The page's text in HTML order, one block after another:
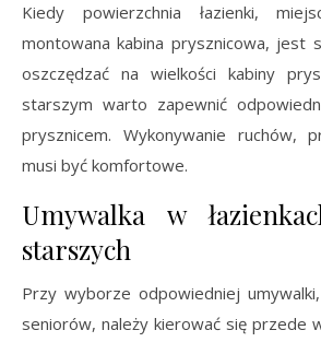
Kiedy powierzchnia łazienki,
montowana kabina prysznicowa, jest
oszczędzać na wielkości kabiny
starszym warto zapewnić
prysznicem. Wykonywanie ruchów,
musi być komfortowe.
Umywalka w
starszych
Przy wyborze odpowiedniej
seniorów, należy kierować się przede